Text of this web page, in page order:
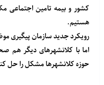
کشور و بیمه تامین اجتماعی
هستیم.
رویکرد جدید سازمان پیگیری
اما با کلانشهرهای دیگر هم
حوزه کلانشهرها مشکل را حل